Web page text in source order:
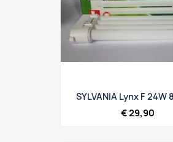
SYLVANIA Lynx F 24W
€ 29,90